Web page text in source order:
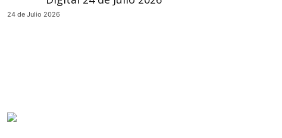
24 de Julio 2026